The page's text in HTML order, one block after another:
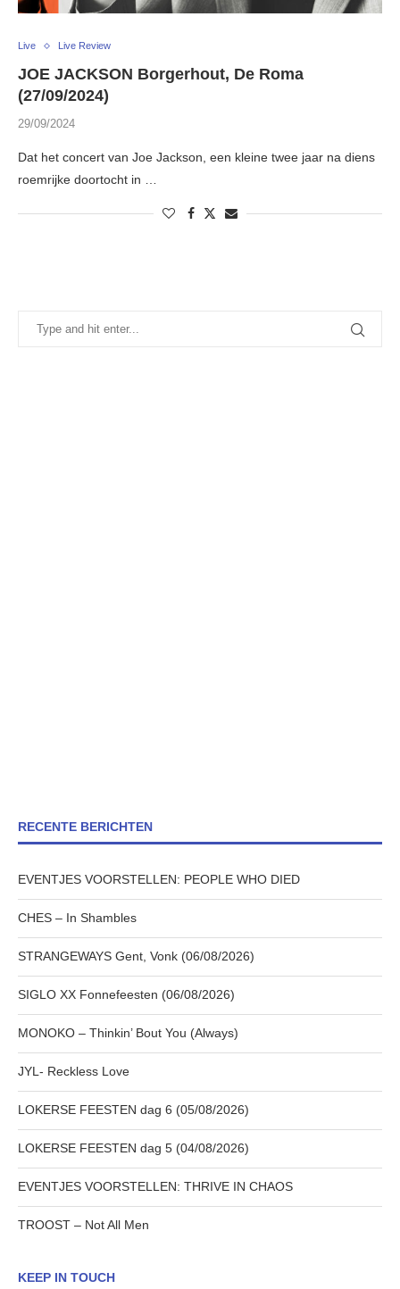
Live Live Review
JOE JACKSON Borgerhout, De Roma
(27/09/2024)
29/09/2024
Dat het concert van Joe Jackson, een kleine twee jaar na diens
roemrijke doortocht in …
RECENTE BERICHTEN
EVENTJES VOORSTELLEN: PEOPLE WHO DIED
CHES – In Shambles
STRANGEWAYS Gent, Vonk (06/08/2026)
SIGLO XX Fonnefeesten (06/08/2026)
MONOKO – Thinkin’ Bout You (Always)
JYL- Reckless Love
LOKERSE FEESTEN dag 6 (05/08/2026)
LOKERSE FEESTEN dag 5 (04/08/2026)
EVENTJES VOORSTELLEN: THRIVE IN CHAOS
TROOST – Not All Men
KEEP IN TOUCH